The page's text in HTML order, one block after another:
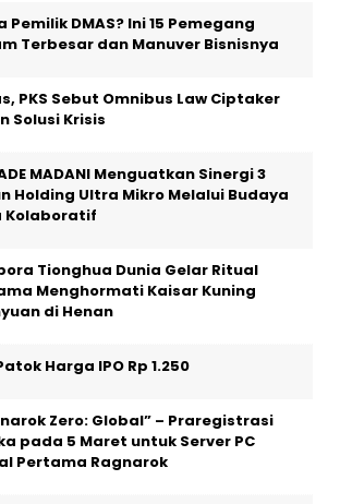
Pemilik DMAS? Ini 15 Pemegang
Terbesar dan Manuver Bisnisnya
PKS Sebut Omnibus Law Ciptaker
Solusi Krisis
MADANI Menguatkan Sinergi 3
Holding Ultra Mikro Melalui Budaya
Kolaboratif
Tionghua Dunia Gelar Ritual
Menghormati Kaisar Kuning
di Henan
Harga IPO Rp 1.250
Zero: Global” – Praregistrasi
pada 5 Maret untuk Server PC
Pertama Ragnarok